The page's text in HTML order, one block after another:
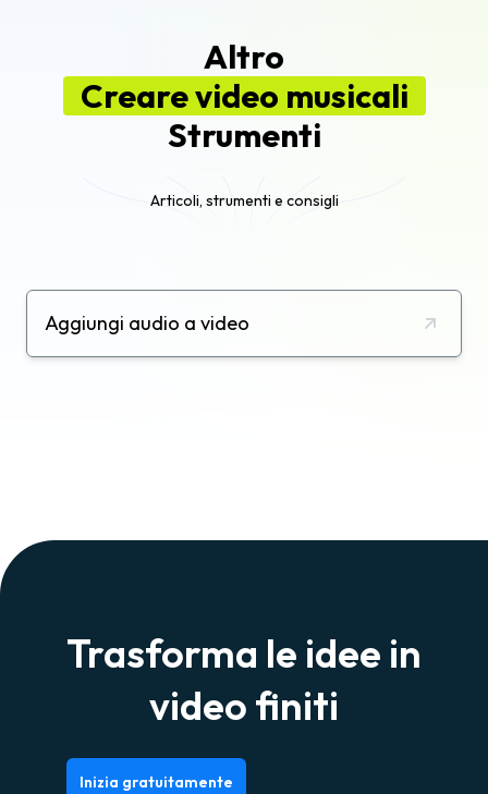
Altro
Creare video musicali
Strumenti
Articoli, strumenti e consigli
Aggiungi audio a video
Trasforma le idee in
video finiti
Inizia gratuitamente